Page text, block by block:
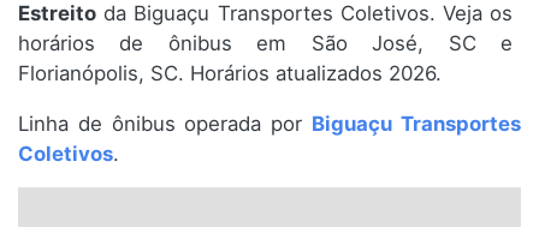
Espírito Santo
Santa Catarina
Estreito da Biguaçu Transportes Coletivos. Veja os
horários de ônibus em São José, SC e
Florianópolis, SC. Horários atualizados 2026.
Linha de ônibus operada por Biguaçu Transportes
Coletivos.